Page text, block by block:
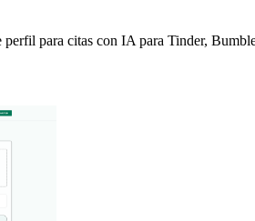
para citas con IA para Tinder,